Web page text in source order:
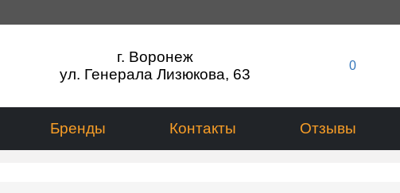
г. Воронеж
ул. Генерала Лизюкова, 63
0
Бренды Контакты Отзывы